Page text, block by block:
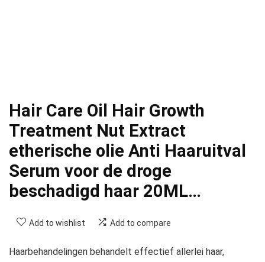
Hair Care Oil Hair Growth
Treatment Nut Extract
etherische olie Anti Haaruitval
Serum voor de droge
beschadigd haar 20ML…
Add to wishlist Add to compare
Haarbehandelingen behandelt effectief allerlei haar,